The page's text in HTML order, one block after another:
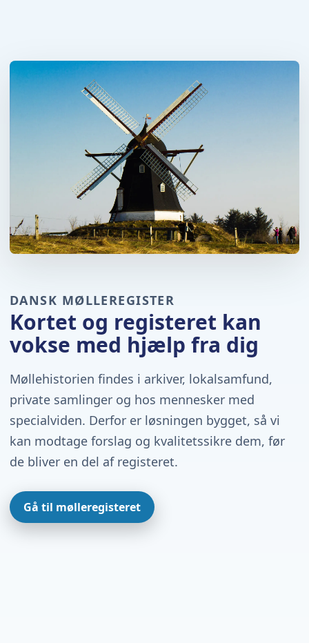
DANSK MØLLEREGISTER
Kortet og registeret kan
vokse med hjælp fra dig
Møllehistorien findes i arkiver, lokalsamfund,
private samlinger og hos mennesker med
specialviden. Derfor er løsningen bygget, så vi
kan modtage forslag og kvalitetssikre dem, før
de bliver en del af registeret.
Gå til mølleregisteret